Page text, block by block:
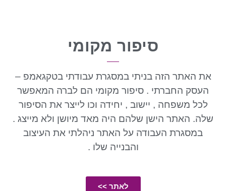
סיפור מקומי
את האתר הזה בניתי במסגרת עבודתי בטקגאמפ –
העסק החברתי . סיפור מקומי הם לברה המאפשר
לכל משפחה , יישוב , יחידה וכו לייצר את הסיפור
שלה. האתר הישן שלהם היה מאד מיושן ולא מייצג .
במסגרת העבודה על האתר ניהלתי את העיצוב
והבנייה שלו .
לאתר >>